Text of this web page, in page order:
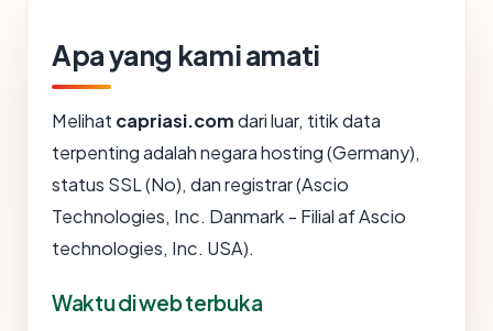
Apa yang kami amati
Melihat capriasi.comdari luar, titik data
terpenting adalah negara hosting (Germany),
status SSL (No), dan registrar (Ascio
Technologies, Inc. Danmark - Filial af Ascio
technologies, Inc. USA).
Waktu di web terbuka